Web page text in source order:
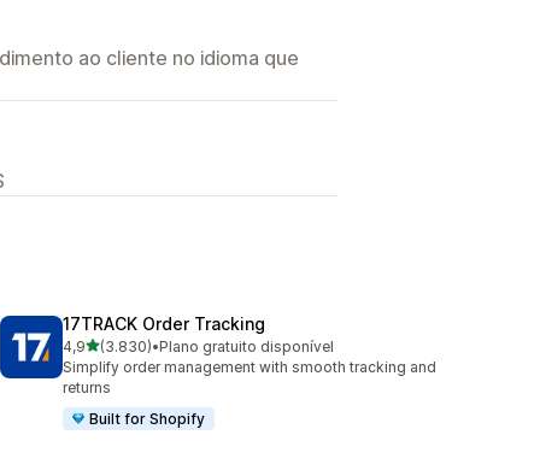
ao cliente no idioma que
17TRACK Order Tracking
4,9de 5 estrelas
(3.830)
3830 avaliações ao todo
•Plano gratuito disponível
Simplify order management with smooth tracking and
returns
Built for Shopify